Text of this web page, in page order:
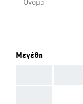
Όνομα
Μεγέθη